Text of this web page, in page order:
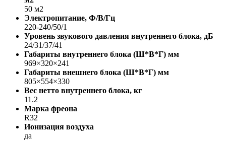
50 м2
Электропитание, Ф/В/Гц
220-240/50/1
Уровень звукового давления внутреннего блока, дБ
24/31/37/41
Габариты внутреннего блока (Ш*В*Г) мм
969×320×241
Габариты внешнего блока (Ш*В*Г) мм
805×554×330
Вес нетто внутреннего блока, кг
11.2
Марка фреона
R32
Ионизация воздуха
да